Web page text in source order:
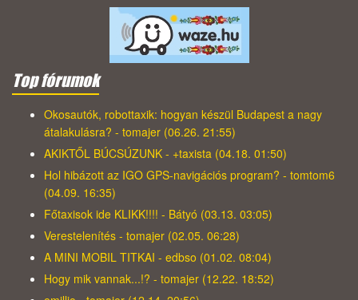
Top fórumok
Okosautók, robottaxik: hogyan készül Budapest a nagy
átalakulásra? - tomajer (06.26. 21:55)
AKIKTŐL BÚCSÚZUNK - +taxista (04.18. 01:50)
Hol hibázott az IGO GPS-navigációs program? - tomtom6
(04.09. 16:35)
Főtaxisok ide KLIKK!!!! - Bátyó (03.13. 03:05)
Verestelenítés - tomajer (02.05. 06:28)
A MINI MOBIL TITKAI - edbso (01.02. 08:04)
Hogy mik vannak...!? - tomajer (12.22. 18:52)